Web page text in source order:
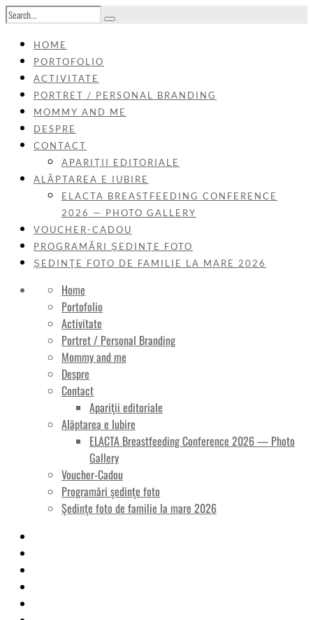
HOME
PORTOFOLIO
ACTIVITATE
PORTRET / PERSONAL BRANDING
MOMMY AND ME
DESPRE
CONTACT
APARIŢII EDITORIALE
ALĂPTAREA E IUBIRE
ELACTA BREASTFEEDING CONFERENCE
2026 — PHOTO GALLERY
VOUCHER-CADOU
PROGRAMĂRI ŞEDINŢE FOTO
ŞEDINŢE FOTO DE FAMILIE LA MARE 2026
Home
Portofolio
Activitate
Portret / Personal Branding
Mommy and me
Despre
Contact
Apariţii editoriale
Alăptarea e Iubire
ELACTA Breastfeeding Conference 2026 — Photo
Gallery
Voucher-Cadou
Programări şedinţe foto
Şedinţe foto de familie la mare 2026